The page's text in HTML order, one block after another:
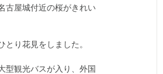
古屋城付近の桜がきれい
とり花見をしました。
型観光バスが入り、外国